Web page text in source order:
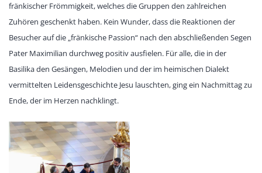
fränkischer Frömmigkeit, welches die Gruppen den zahlreichen
Zuhören geschenkt haben. Kein Wunder, dass die Reaktionen der
Besucher auf die „fränkische Passion“ nach den abschließenden Segen
Pater Maximilian durchweg positiv ausfielen. Für alle, die in der
Basilika den Gesängen, Melodien und der im heimischen Dialekt
vermittelten Leidensgeschichte Jesu lauschten, ging ein Nachmittag zu
Ende, der im Herzen nachklingt.